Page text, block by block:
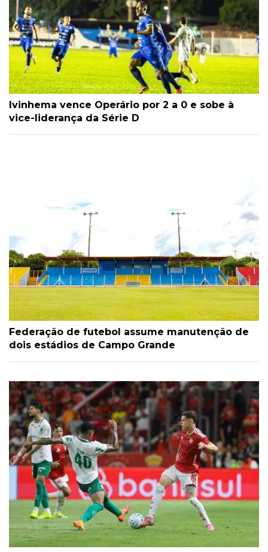
Ivinhema vence Operário por 2 a 0 e sobe à
vice-liderança da Série D
Federação de futebol assume manutenção de
dois estádios de Campo Grande